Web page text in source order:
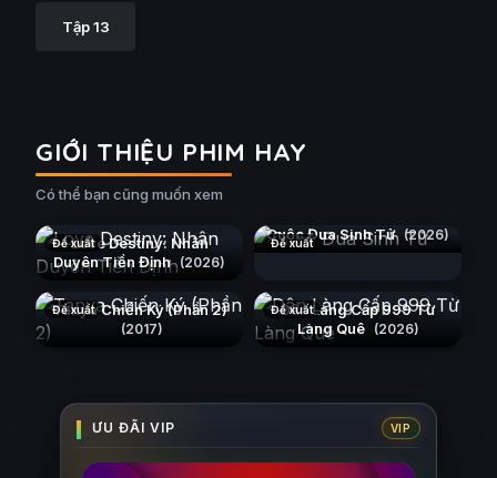
Tập 13
GIỚI THIỆU PHIM HAY
Có thể bạn cũng muốn xem
Đề xuất
Love Destiny: Nhân
Duyên Tiền Định (2026)
Đề xuất
Cuộc Đua Sinh Tử (2026)
Đề xuất
Tanya Chiến Ký (Phần 2)
(2017)
Đề xuất
Dân Làng Cấp 999 Từ
Làng Quê (2026)